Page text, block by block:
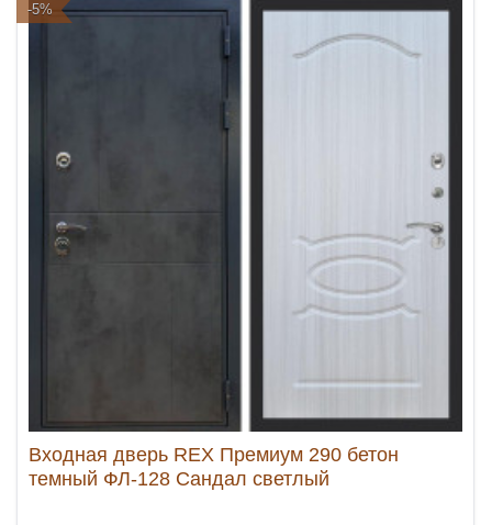
-5%
Входная дверь REX Премиум 290 бетон
темный ФЛ-128 Сандал светлый